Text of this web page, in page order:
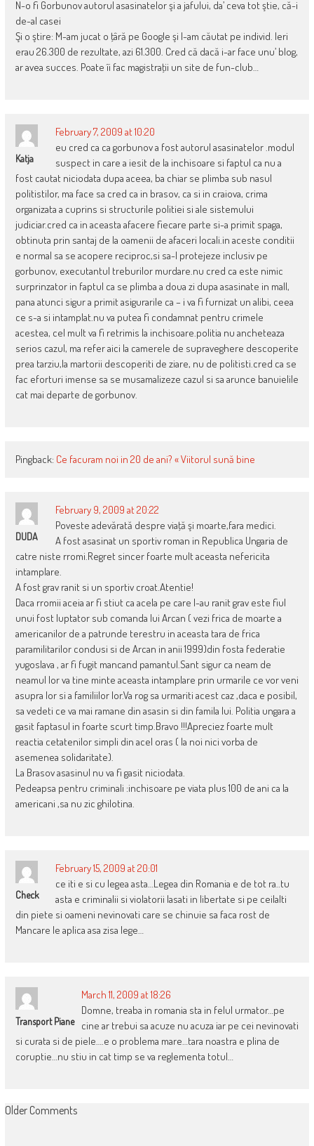
N-o fi Gorbunov autorul asasinatelor şi a jafului, da’ ceva tot ştie, că-i
de-al casei
Şi o ştire: M-am jucat o ţâră pe Google şi l-am căutat pe individ. Ieri
erau 26.300 de rezultate, azi 61.300. Cred că dacă i-ar face unu’ blog,
ar avea succes. Poate îi fac magistraţii un site de fun-club…
Katja
February 7, 2009 at 10:20
eu cred ca ca gorbunov a fost autorul asasinatelor .modul
suspect in care a iesit de la inchisoare si faptul ca nu a
fost cautat niciodata dupa aceea, ba chiar se plimba sub nasul
politistilor, ma face sa cred ca in brasov, ca si in craiova, crima
organizata a cuprins si structurile politiei si ale sistemului
judiciar.cred ca in aceasta afacere fiecare parte si-a primit spaga,
obtinuta prin santaj de la oamenii de afaceri locali.in aceste conditii
e normal sa se acopere reciproc,si sa-l protejeze inclusiv pe
gorbunov, executantul treburilor murdare.nu cred ca este nimic
surprinzator in faptul ca se plimba a doua zi dupa asasinate in mall,
pana atunci sigur a primit asigurarile ca – i va fi furnizat un alibi, ceea
ce s-a si intamplat.nu va putea fi condamnat pentru crimele
acestea, cel mult va fi retrimis la inchisoare.politia nu ancheteaza
serios cazul, ma refer aici la camerele de supraveghere descoperite
prea tarziu,la martorii descoperiti de ziare, nu de politisti.cred ca se
fac eforturi imense sa se musamalizeze cazul si sa arunce banuielile
cat mai departe de gorbunov.
Pingback: Ce facuram noi in 20 de ani? « Viitorul sună bine
DUDA
February 9, 2009 at 20:22
Poveste adevărată despre viaţă şi moarte,fara medici.
A fost asasinat un sportiv roman in Republica Ungaria de
catre niste rromi.Regret sincer foarte mult aceasta nefericita
intamplare.
A fost grav ranit si un sportiv croat.Atentie!
Daca rromii aceia ar fi stiut ca acela pe care l-au ranit grav este fiul
unui fost luptator sub comanda lui Arcan ( vezi frica de moarte a
americanilor de a patrunde terestru in aceasta tara de frica
paramilitarilor condusi si de Arcan in anii 1999)din fosta federatie
yugoslava , ar fi fugit mancand pamantul.Sant sigur ca neam de
neamul lor va tine minte aceasta intamplare prin urmarile ce vor veni
asupra lor si a familiilor lor.Va rog sa urmariti acest caz ,daca e posibil,
sa vedeti ce va mai ramane din asasin si din famila lui. Politia ungara a
gasit faptasul in foarte scurt timp.Bravo !!!Apreciez foarte mult
reactia cetatenilor simpli din acel oras ( la noi nici vorba de
asemenea solidaritate).
La Brasov asasinul nu va fi gasit niciodata.
Pedeapsa pentru criminali :inchisoare pe viata plus 100 de ani ca la
americani ,sa nu zic ghilotina.
Check
February 15, 2009 at 20:01
ce iti e si cu legea asta…Legea din Romania e de tot ra..tu
asta e criminalii si violatorii lasati in libertate si pe ceilalti
din piete si oameni nevinovati care se chinuie sa faca rost de
Mancare le aplica asa zisa lege…
Transport Piane
March 11, 2009 at 18:26
Domne, treaba in romania sta in felul urmator…pe
cine ar trebui sa acuze nu acuza iar pe cei nevinovati
si curata si de piele….e o problema mare…tara noastra e plina de
coruptie…nu stiu in cat timp se va reglementa totul…
COMMENT
Older Comments